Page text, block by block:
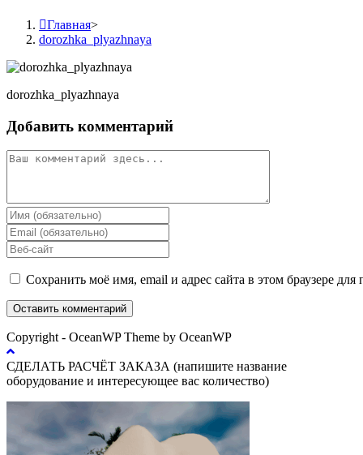
Главная>
dorozhka_plyazhnaya
dorozhka_plyazhnaya
Добавить комментарий
Комментарий
Введите
свое
имя
или
имя
пользователя,
чтобы
прокомментировать
Введите
свой
email-
адрес,
чтобы
прокомментировать
Введите
URL
вашего
сайта
(необязательно)
Сохранить моё имя, email и адрес сайта в этом браузере
Copyright - OceanWP Theme by OceanWP
СДЕЛАТЬ РАСЧЁТ ЗАКАЗА (напишите название
оборудование и интересующее вас количество)